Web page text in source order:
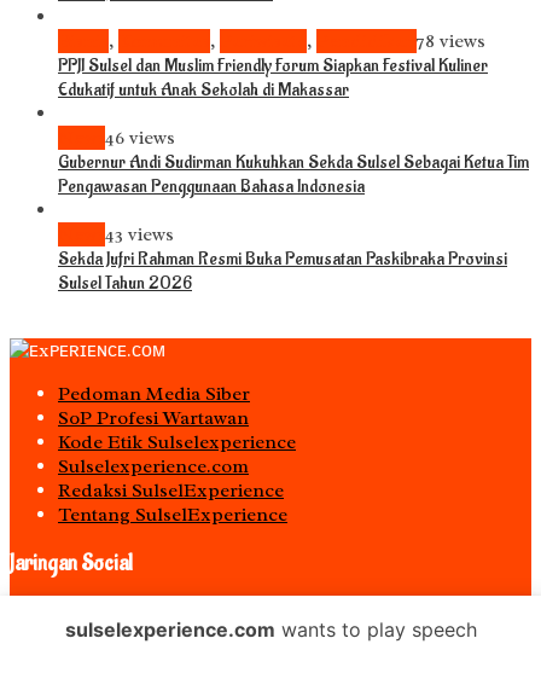
, , , 78 views
PPJI Sulsel dan Muslim Friendly Forum Siapkan Festival Kuliner
Edukatif untuk Anak Sekolah di Makassar
46 views
Gubernur Andi Sudirman Kukuhkan Sekda Sulsel Sebagai Ketua Tim
Pengawasan Penggunaan Bahasa Indonesia
43 views
Sekda Jufri Rahman Resmi Buka Pemusatan Paskibraka Provinsi
Sulsel Tahun 2026
Pedoman Media Siber
S0P Profesi Wartawan
Kode Etik Sulselexperience
Sulselexperience.com
Redaksi SulselExperience
Tentang SulselExperience
Jaringan Social
Twitter
sulselexperience.com wants to play speech